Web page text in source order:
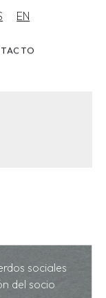
EN
sociales
del socio